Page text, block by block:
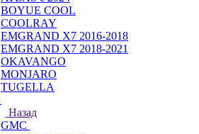
BOYUE COOL
COOLRAY
EMGRAND X7 2016-2018
EMGRAND X7 2018-2021
OKAVANGO
MONJARO
TUGELLA
Назад
GMC